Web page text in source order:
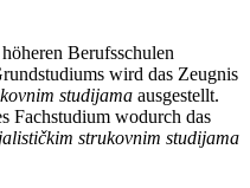
Berufsschulen
wird das Zeugnis
studijama ausgestellt.
Fachstudium wodurch das
strukovnim studijama